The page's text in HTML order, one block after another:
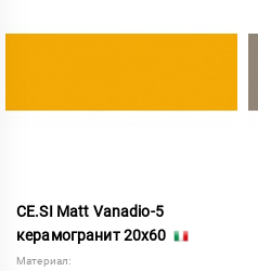
CE.SI Matt Vanadio-5
керамогранит 20x60
Материал: